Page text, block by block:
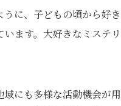
に、子どもの頃から好き
ます。大好きなミステリ
にも多様な活動機会が用